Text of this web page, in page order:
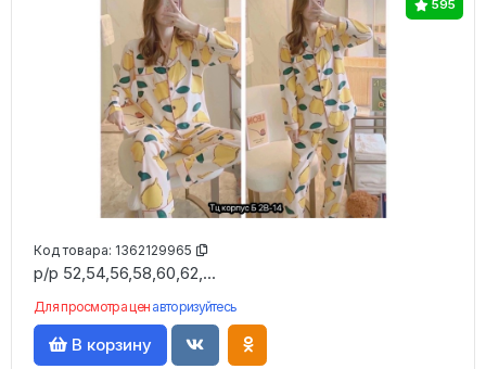
595
Код товара: 1362129965
р/р 52,54,56,58,60,62,...
Для просмотра цен авторизуйтесь
В корзину